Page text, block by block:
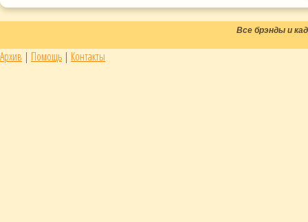
Все брэнды и
Архив | Помощь | Контакты